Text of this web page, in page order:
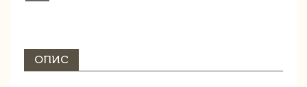
ОПИС